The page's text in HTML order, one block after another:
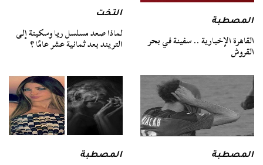
المصطبة
القاهرة الإخبارية .. سفينة في بحر
القروش
التخت
لماذا صعد مسلسل ريا وسكينة إلى
التريند بعد ثمانية عشر عامًا ؟
المصطبة المصطبة